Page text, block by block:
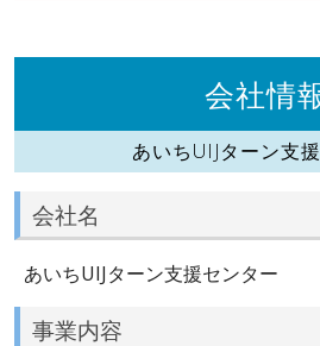
会社情
あいちUIJターン支
会社名
あいちUIJターン支援センター
事業内容